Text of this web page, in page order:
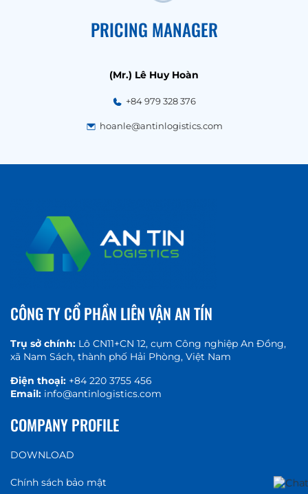
PRICING MANAGER
(Mr.) Lê Huy Hoàn
+84 979 328 376
hoanle@antinlogistics.com
CÔNG TY CỔ PHẦN LIÊN VẬN AN TÍN
Trụ sở chính: Lô CN11+CN 12, cụm Công nghiệp An Đồng,
xã Nam Sách, thành phố Hải Phòng, Việt Nam
Điện thoại: +84 220 3755 456
Email: info@antinlogistics.com
COMPANY PROFILE
DOWNLOAD
Chính sách bảo mật